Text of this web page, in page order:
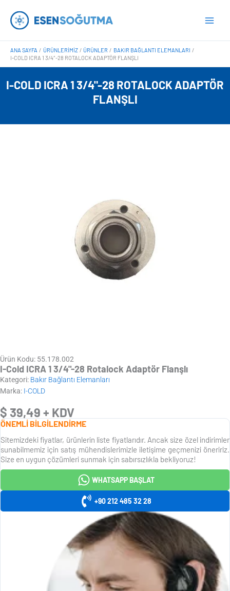
atla
ANA SAYFA ÜRÜNLERIMIZ ÜRÜNLER
BAKIR BAĞLANTI ELEMANLARI
I-COLD ICRA 1 3/4″-28 ROTALOCK ADAPTÖR FLANŞLI
I-COLD ICRA 1 3/4"-28 ROTALOCK ADAPTÖR
FLANŞLI
Ürün Kodu: 55.178.002
I-Cold ICRA 1 3/4"-28 Rotalock Adaptör Flanşlı
Kategori: Bakır Bağlantı Elemanları
Marka: I-COLD
$ 39,49 + KDV
ÖNEMLİ BİLGİLENDİRME
Sitemizdeki fiyatlar, ürünlerin liste fiyatlarıdır. Ancak size özel indirimler
sunabilmemiz için satış mühendislerimizle iletişime geçmenizi öneririz.
Size en uygun çözümleri sunmak için sabırsızlıkla bekliyoruz!
WHATSAPP BAŞLAT
+90 212 485 32 28